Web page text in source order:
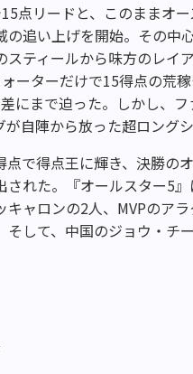
点リードと、このままオ
の追い上げを開始。その中
スティールから味方のレイ
ーターだけで15得点の荒
にまで迫った。しかし、
自陣から放った超ロング
点で得点王に輝き、決勝の
れた。『オールスター5
キャロンの2人、MVPのア
して、中国のジョウ・チ